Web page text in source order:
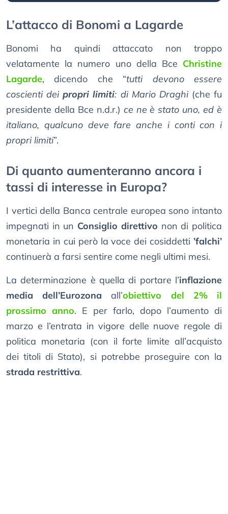
L’attacco di Bonomi a Lagarde
Bonomi ha quindi attaccato non troppo
velatamente la numero uno della Bce Christine
Lagarde, dicendo che “tutti devono essere
coscienti deipropri limiti: di Mario Draghi(che fu
presidente della Bce n.d.r.) ce ne è stato uno, ed è
italiano, qualcuno deve fare anche i conti con i
propri limiti”.
Di quanto aumenteranno ancora i
tassi di interesse in Europa?
I vertici della Banca centrale europea sono intanto
impegnati in un Consiglio direttivo non di politica
monetaria in cui però la voce dei cosiddetti ’falchi’
continuerà a farsi sentire come negli ultimi mesi.
La determinazione è quella di portare l’inflazione
media dell’Eurozona all’obiettivo del 2% il
prossimo anno. E per farlo, dopo l’aumento di
marzo e l’entrata in vigore delle nuove regole di
politica monetaria (con il forte limite all’acquisto
dei titoli di Stato), si potrebbe proseguire con la
strada restrittiva.